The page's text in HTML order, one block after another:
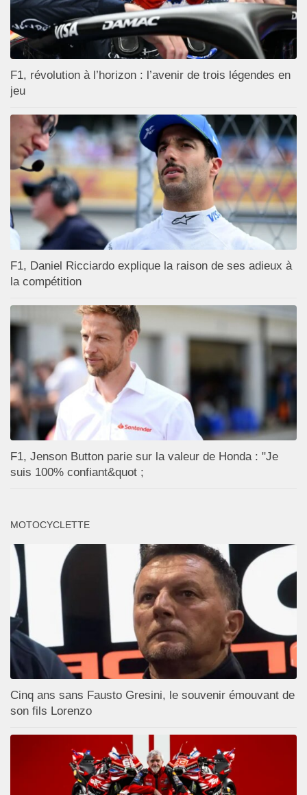
F1, révolution à l’horizon : l’avenir de trois légendes en
jeu
F1, Daniel Ricciardo explique la raison de ses adieux à
la compétition
F1, Jenson Button parie sur la valeur de Honda : "Je
suis 100% confiant&quot ;
MOTOCYCLETTE
Cinq ans sans Fausto Gresini, le souvenir émouvant de
son fils Lorenzo